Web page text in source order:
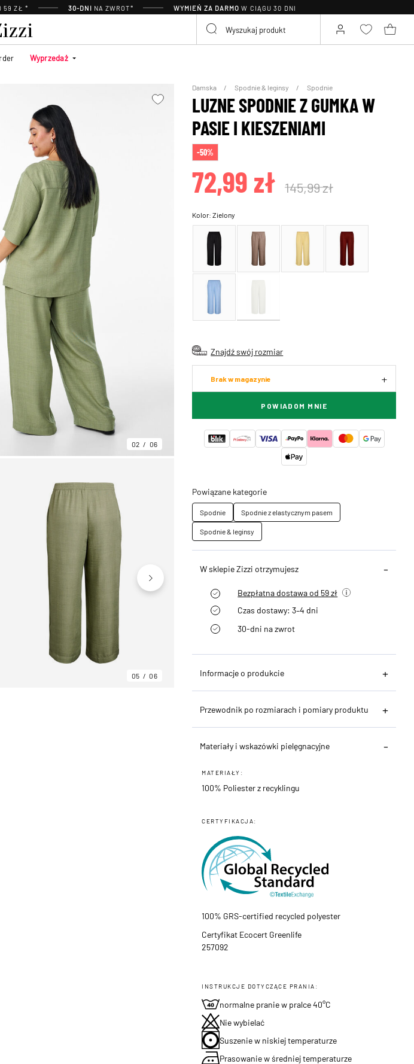
59 ZŁ * 30-DNI NA ZWROT* WYMIEŃ ZA DARMO W CIĄGU 30 DNI
Wyprzedaż
02 06
05 06
Damska Spodnie & leginsy Spodnie
LUZNE SPODNIE Z GUMKA W
PASIE I KIESZENIAMI
-50%
72,99 zł 145,99 zł
Kolor:Zielony
Znajdź swój rozmiar
Brak w magazynie
POWIADOM MNIE
Powiązane kategorie
Spodnie
Spodnie z elastycznym pasem
Spodnie & leginsy
W sklepie Zizzi otrzymujesz
Bezpłatna dostawa od 59 zł
Czas dostawy: 3–4 dni
30-dni na zwrot
Informacje o produkcie
Przewodnik po rozmiarach i pomiary produktu
Materiały i wskazówki pielęgnacyjne
MATERIAŁY:
100% Poliester z recyklingu
CERTYFIKACJA:
100% GRS-certified recycled polyester
Certyfikat Ecocert Greenlife
257092
INSTRUKCJE DOTYCZĄCE PRANIA:
normalne pranie w pralce 40°C
Nie wybielać
Suszenie w niskiej temperaturze
Prasowanie w średniej temperaturze